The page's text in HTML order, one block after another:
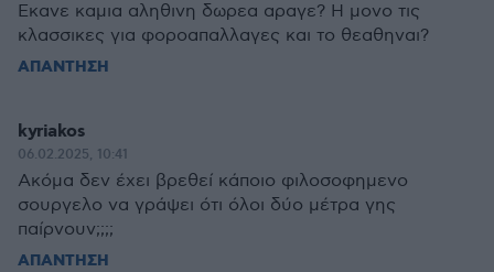
Εκανε καμια αληθινη δωρεα αραγε? Η μονο τις
κλασσικες για φοροαπαλλαγες και το θεαθηναι?
ΑΠΑΝΤΗΣΗ
kyriakos
06.02.2025, 10:41
Ακόμα δεν έχει βρεθεί κάποιο φιλοσοφημενο
σουργελο να γράψει ότι όλοι δύο μέτρα γης
παίρνουν;;;;
ΑΠΑΝΤΗΣΗ